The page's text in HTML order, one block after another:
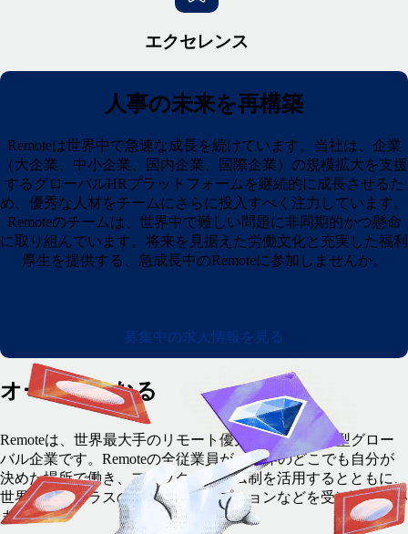
エクセレンス
人事の未来を再構築
Remoteは世界中で急速な成長を続けています。当社は、企業
（大企業、中小企業、国内企業、国際企業）の規模拡大を支援
するグローバルHRプラットフォームを継続的に成長させるた
め、優秀な人材をチームにさらに投入すべく注力しています。
Remoteのチームは、世界中で難しい問題に非同期的かつ懸命
に取り組んでいます。将来を見据えた労働文化と充実した福利
厚生を提供する、急成長中のRemoteに参加しませんか。
募集中の求人情報を見る
オーナーになる
Remoteは、世界最大手のリモート優先・完全非同期型グロー
バル企業です。Remoteの全従業員が、世界のどこでも自分が
決めた場所で働き、フレックスタイム制を活用するとともに、
世界トップクラスの報酬や株式オプションなどを受け取ってい
ます。